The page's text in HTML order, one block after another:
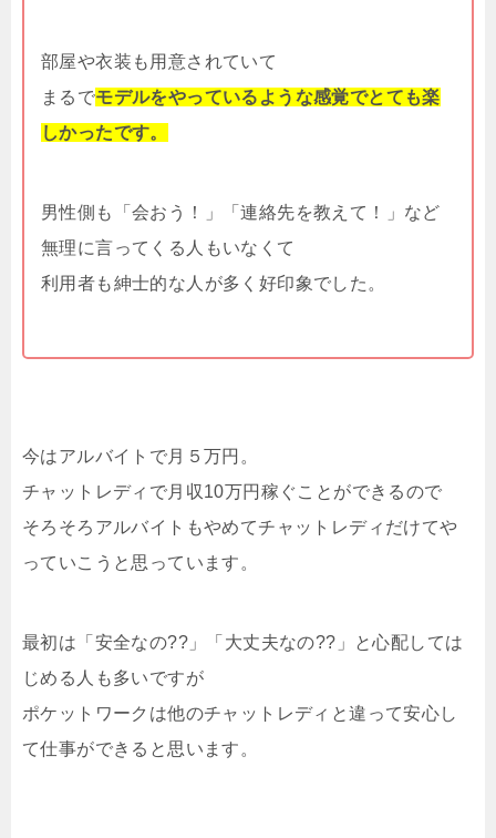
部屋や衣装も用意されていて
まるでモデルをやっているような感覚でとても楽
しかったです。
男性側も「会おう！」「連絡先を教えて！」など
無理に言ってくる人もいなくて
利用者も紳士的な人が多く好印象でした。
今はアルバイトで月５万円。
チャットレディで月収10万円稼ぐことができるので
そろそろアルバイトもやめてチャットレディだけてや
っていこうと思っています。
最初は「安全なの??」「大丈夫なの??」と心配しては
じめる人も多いですが
ポケットワークは他のチャットレディと違って安心し
て仕事ができると思います。